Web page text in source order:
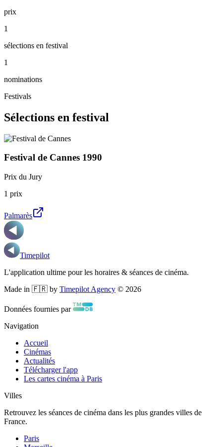
prix
1
sélections en festival
1
nominations
Festivals
Sélections en festival
Festival de Cannes 1990
Prix du Jury
1 prix
Palmarès
Timepilot
L'application ultime pour les horaires & séances de cinéma.
Made in 🇫🇷 by Timepilot Agency © 2026
Données fournies par
Navigation
Accueil
Cinémas
Actualités
Télécharger l'app
Les cartes cinéma à Paris
Villes
Retrouvez les séances de cinéma dans les plus grandes villes de
France.
Paris